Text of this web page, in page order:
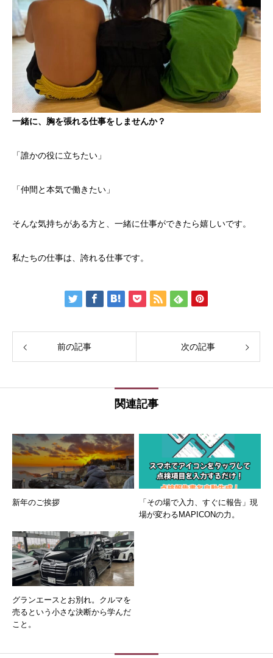
一緒に、胸を張れる仕事をしませんか？
「誰かの役に立ちたい」
「仲間と本気で働きたい」
そんな気持ちがある方と、一緒に仕事ができたら嬉しいです。
私たちの仕事は、誇れる仕事です。
前の記事 次の記事
関連記事
新年のご挨拶
「その場で入力、すぐに報告」現
場が変わるMAPICONの力。
グランエースとお別れ。クルマを
売るという小さな決断から学んだ
こと。